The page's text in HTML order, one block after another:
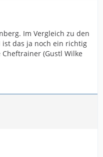
Im Vergleich zu den
ist das ja noch ein richtig
(Gustl Wilke